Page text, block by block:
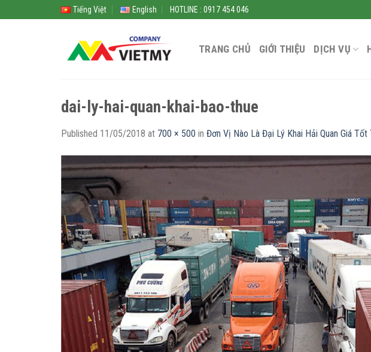
to
Tiếng Việt English HOTLINE : 0917 454 046
TRANG CHỦ GIỚI THIỆU DỊCH VỤ
dai-ly-hai-quan-khai-bao-thue
Published 11/05/2018 at 700 × 500 in Đơn Vị Nào Là Đại Lý Khai Hải Quan Giá Tốt